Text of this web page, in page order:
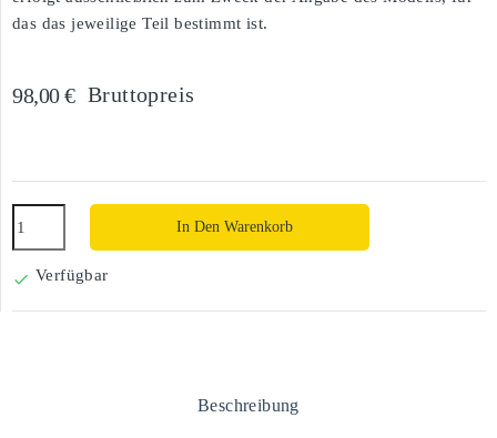
das das jeweilige Teil bestimmt ist.
98,00 € Bruttopreis
In Den Warenkorb
 Verfügbar
Beschreibung